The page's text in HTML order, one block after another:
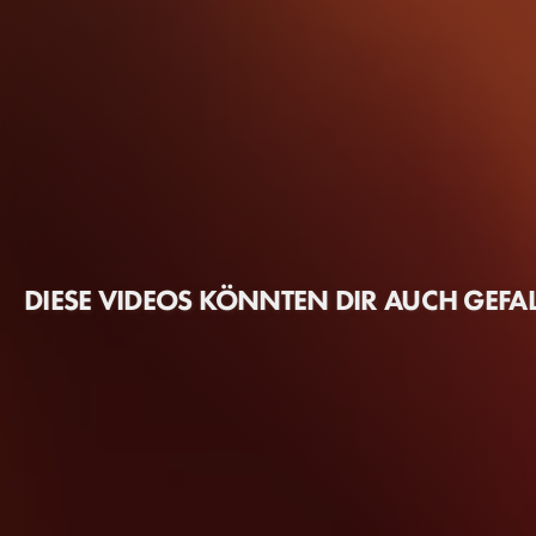
DIESE VIDEOS KÖNNTEN DIR AUCH